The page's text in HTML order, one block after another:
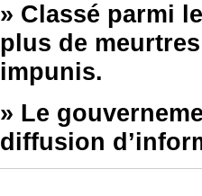
» Classé parmi
plus de
impunis.
» Le
diffusion